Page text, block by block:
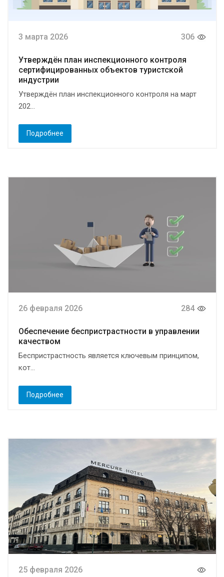
3 марта 2026 306
Утверждён план инспекционного контроля
сертифицированных объектов туристской
индустрии
Утверждён план инспекционного контроля на март
202...
Подробнее
26 февраля 2026 284
Обеспечение беспристрастности в управлении
качеством
Беспристрастность является ключевым принципом,
кот...
Подробнее
25 февраля 2026